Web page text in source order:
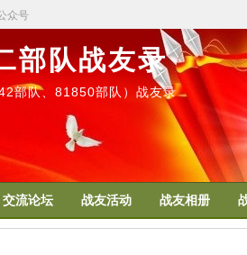
众号
部队战友录
部队、81850部队）战友录
交流论坛 战友活动 战友相册